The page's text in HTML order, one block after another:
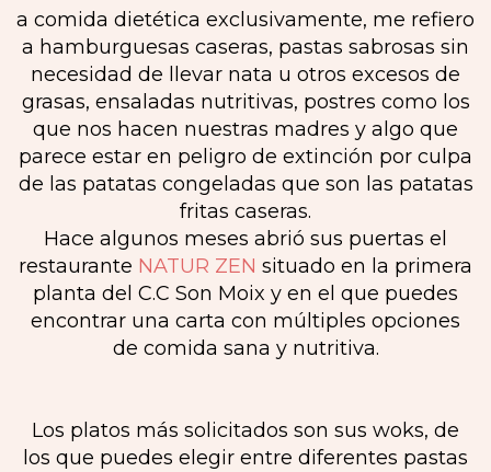
a comida dietética exclusivamente, me refiero
a hamburguesas caseras, pastas sabrosas sin
necesidad de llevar nata u otros excesos de
grasas, ensaladas nutritivas, postres como los
que nos hacen nuestras madres y algo que
parece estar en peligro de extinción por culpa
de las patatas congeladas que son las patatas
fritas caseras.
Hace algunos meses abrió sus puertas el
restaurante NATUR ZEN situado en la primera
planta del C.C Son Moix y en el que puedes
encontrar una carta con múltiples opciones
de comida sana y nutritiva.
Los platos más solicitados son sus woks, de
los que puedes elegir entre diferentes pastas